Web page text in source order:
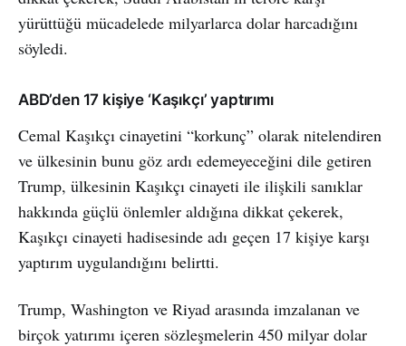
yürüttüğü mücadelede milyarlarca dolar harcadığını
söyledi.
ABD’den 17 kişiye ‘Kaşıkçı’ yaptırımı
Cemal Kaşıkçı cinayetini “korkunç” olarak nitelendiren
ve ülkesinin bunu göz ardı edemeyeceğini dile getiren
Trump, ülkesinin Kaşıkçı cinayeti ile ilişkili sanıklar
hakkında güçlü önlemler aldığına dikkat çekerek,
Kaşıkçı cinayeti hadisesinde adı geçen 17 kişiye karşı
yaptırım uygulandığını belirtti.
Trump, Washington ve Riyad arasında imzalanan ve
birçok yatırımı içeren sözleşmelerin 450 milyar dolar